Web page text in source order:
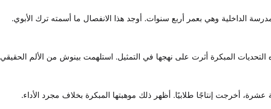
دخلت جوليت بينوش المدرسة الداخلية وهي بعمر أربع سنوات. أوجد هذا الانفصال ما أسمته ترك الأبوي.
المبكرة أثرت على نهجها في التمثيل. استلهمت بينوش من الألم الحقيقي
أخرجت إنتاجًا طلابيًا. أظهر ذلك موهبتها المبكرة بخلاف مجرد الأداء.